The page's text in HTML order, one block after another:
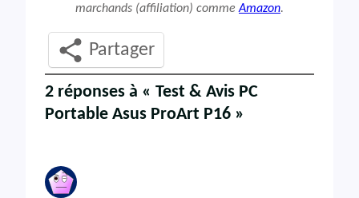
marchands (affiliation) commeAmazon.
Partager
2 réponses à « Test & Avis PC
Portable Asus ProArt P16 »